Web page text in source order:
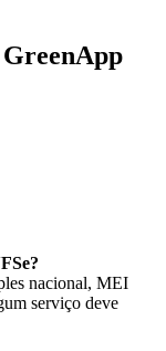
nacional, MEI
serviço deve